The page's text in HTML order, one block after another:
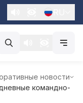
новости
командно-